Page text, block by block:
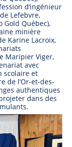
d’ingénieur
Lefebvre,
Gold Québec),
minière
Karine Lacroix,
Maripier Viger,
avec
scolaire et
de l’Or-et-des-
authentiques
dans des